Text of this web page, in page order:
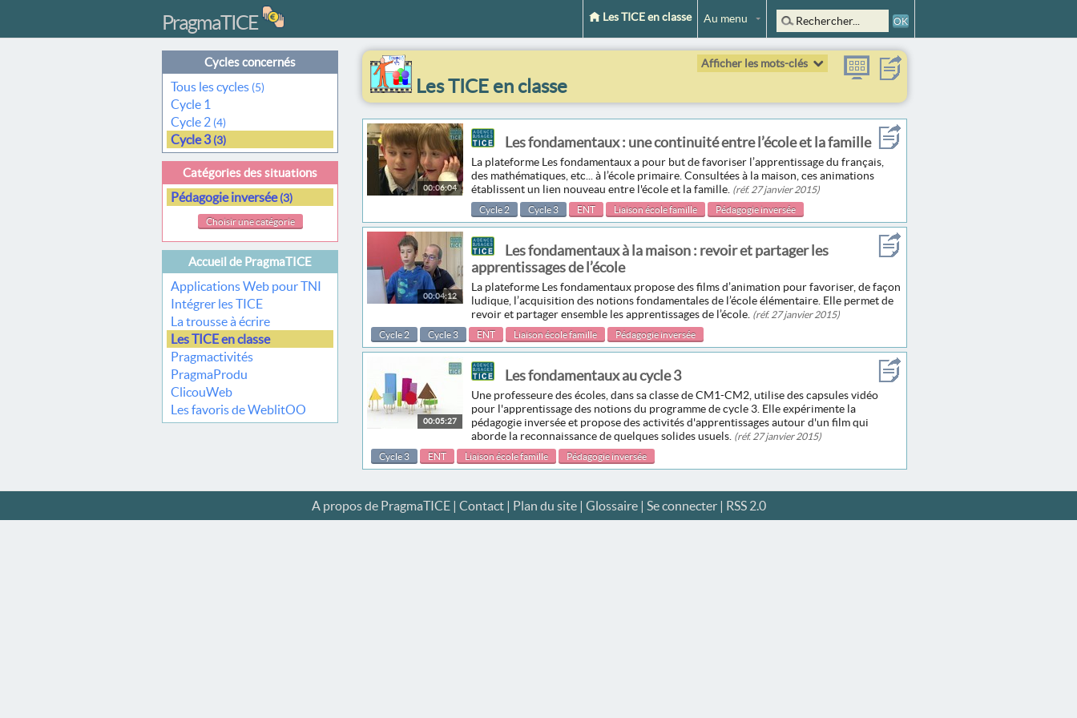
PragmaTICE Les TICE en classe Au menu
Cycles concernés
Tous les cycles (5)
Cycle 1
Cycle 2 (4)
Cycle 3 (3)
Catégories des situations
Pédagogie inversée (3)
Choisir une catégorie
Accueil de PragmaTICE
Applications Web pour TNI
Intégrer les TICE
La trousse à écrire
Les TICE en classe
Pragmactivités
PragmaProdu
ClicouWeb
Les favoris de WeblitOO
Les TICE en classe
Afficher les mots-clés
00:06:04
Les fondamentaux : une continuité entre l’école et la famille
La plateforme Les fondamentaux a pour but de favoriser l’apprentissage du français,
des mathématiques, etc... à l’école primaire. Consultées à la maison, ces animations
établissent un lien nouveau entre l'école et la famille. (réf. 27 janvier 2015)
Cycle 2
Cycle 3 ENT Liaison école famille Pédagogie inversée
00:04:12
Les fondamentaux à la maison : revoir et partager les
apprentissages de l’école
La plateforme Les fondamentaux propose des films d’animation pour favoriser, de façon
ludique, l’acquisition des notions fondamentales de l’école élémentaire. Elle permet de
revoir et partager ensemble les apprentissages de l’école. (réf. 27 janvier 2015)
Cycle 2
Cycle 3 ENT Liaison école famille Pédagogie inversée
00:05:27
Les fondamentaux au cycle 3
Une professeure des écoles, dans sa classe de CM1-CM2, utilise des capsules vidéo
pour l'apprentissage des notions du programme de cycle 3. Elle expérimente la
pédagogie inversée et propose des activités d'apprentissages autour d'un film qui
aborde la reconnaissance de quelques solides usuels. (réf. 27 janvier 2015)
Cycle 3
ENT Liaison école famille Pédagogie inversée
A propos de PragmaTICE| Contact| Plan du site| Glossaire| Se connecter| RSS 2.0